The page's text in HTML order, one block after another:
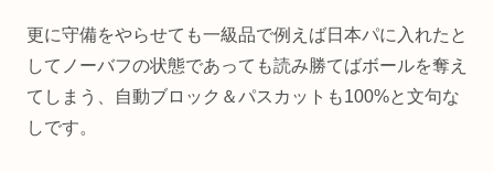
更に守備をやらせても一級品で例えば日本パに入れたと
してノーバフの状態であっても読み勝てばボールを奪え
てしまう、自動ブロック＆パスカットも100%と文句な
しです。